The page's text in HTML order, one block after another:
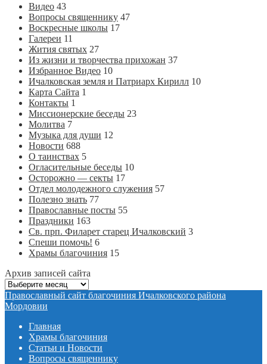
Видео 43
Вопросы священнику 47
Воскресные школы 17
Галереи 11
Жития святых 27
Из жизни и творчества прихожан 37
Избранное Видео 10
Ичалковская земля и Патриарх Кирилл 10
Карта Сайта 1
Контакты 1
Миссионерские беседы 23
Молитва 7
Музыка для души 12
Новости 688
О таинствах 5
Огласительные беседы 10
Осторожно — секты 17
Отдел молодежного служения 57
Полезно знать 77
Православные посты 55
Праздники 163
Св. прп. Филарет старец Ичалковский 3
Спеши помочь! 6
Храмы благочиния 15
Архив записей сайта
Архив
записей
сайта
Православный сайт благочиния Ичалковского района
Мордовии
Главная
Храмы благочиния
Статьи и Новости
Вопросы священнику